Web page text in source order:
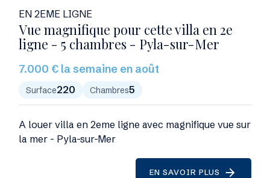
EN 2EME LIGNE
Vue magnifique pour cette villa en 2e
ligne - 5 chambres - Pyla-sur-Mer
7.000 € la semaine en août
Surface220 Chambres5
A louer villa en 2eme ligne avec magnifique vue sur
la mer - Pyla-sur-Mer
EN SAVOIR PLUS